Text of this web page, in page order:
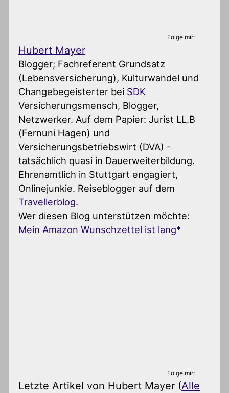
Folge mir:
Hubert Mayer
Blogger; Fachreferent Grundsatz
(Lebensversicherung), Kulturwandel und
Changebegeisterter bei SDK
Versicherungsmensch, Blogger,
Netzwerker. Auf dem Papier: Jurist LL.B
(Fernuni Hagen) und
Versicherungsbetriebswirt (DVA) -
tatsächlich quasi in Dauerweiterbildung.
Ehrenamtlich in Stuttgart engagiert,
Onlinejunkie. Reiseblogger auf dem
Travellerblog.
Wer diesen Blog unterstützen möchte:
Mein Amazon Wunschzettel ist lang
Folge mir:
Letzte Artikel von Hubert Mayer (Alle